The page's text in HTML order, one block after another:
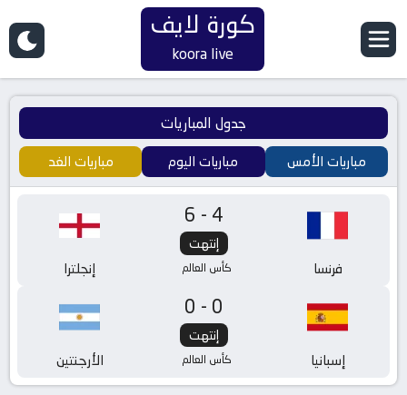
كورة لايف
koora live
جدول المباريات
مباريات الأمس مباريات اليوم مباريات الغد
فرنسا
6-4
إنتهت
كأس العالم إنجلترا
إسبانيا
0-0
إنتهت
كأس العالم الأرجنتين